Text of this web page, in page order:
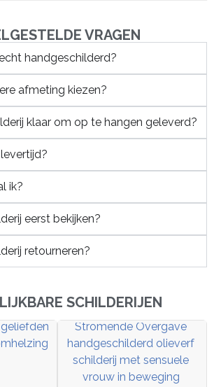
VRAGEN
handgeschilderd?
afmeting kiezen?
klaar om op te hangen geleverd?
ik?
eerst bekijken?
retourneren?
SCHILDERIJEN